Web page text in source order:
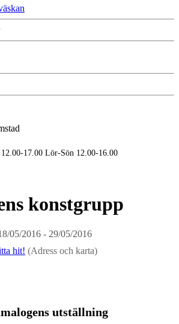
12.00-17.00 Lör-Sön 12.00-16.00
konstgrupp
05/2016 - 29/05/2016
hit! (Adress och karta)
utställning